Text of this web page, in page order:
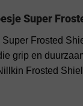
Super
Frosted
grip en
Frosted